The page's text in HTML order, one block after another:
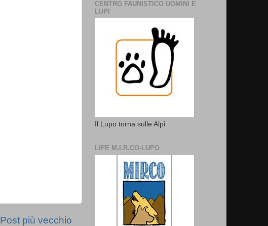
Post più vecchio
CENTRO FAUNISTICO UOMINI E
LUPI
Il Lupo torna sulle Alpi
LIFE M.I.R.CO-LUPO